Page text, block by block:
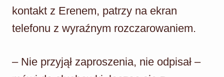
kontakt z Erenem, patrzy na ekran
telefonu z wyraźnym rozczarowaniem.
– Nie przyjął zaproszenia, nie odpisał –